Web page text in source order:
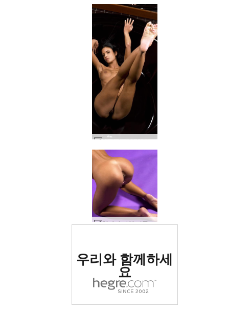
헬레나 카렐 블랙 욕조 #20
헬레나 카렐 퍼플 #37
로 평가됨
우리와 함께하세
요